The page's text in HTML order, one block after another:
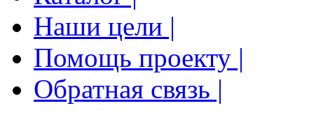
Наши цели |
Помощь проекту |
Обратная связь |